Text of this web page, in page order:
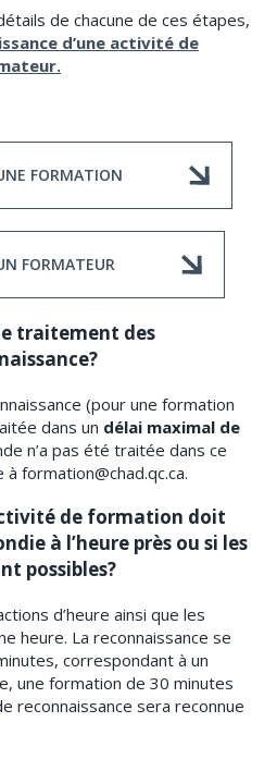
de chacune de ces étapes,
d’une activité de
FORMATION
FORMATEUR
traitement des
(pour une formation
dans un délai maximal de
n’a pas été traitée dans ce
formation@chad.qc.ca.
de formation doit
à l’heure près ou si les
possibles?
d’heure ainsi que les
heure. La reconnaissance se
correspondant à un
une formation de 30 minutes
reconnaissance sera reconnue